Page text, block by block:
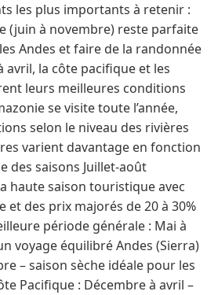
les plus importants à retenir :
(juin à novembre) reste parfaite
Andes et faire de la randonnée
avril, la côte pacifique et les
leurs meilleures conditions
se visite toute l’année,
selon le niveau des rivières
varient davantage en fonction
des saisons Juillet-août
haute saison touristique avec
et des prix majorés de 20 à 30%
période générale : Mai à
voyage équilibré Andes (Sierra)
– saison sèche idéale pour les
Pacifique : Décembre à avril –